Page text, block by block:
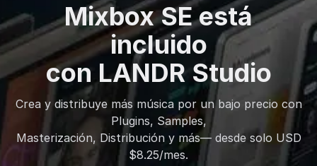
Mixbox SE está
incluido
con LANDR Studio
Crea y distribuye más música por un bajo precio con
Plugins, Samples,
Masterización, Distribución y más— desde solo USD
$8.25/mes.